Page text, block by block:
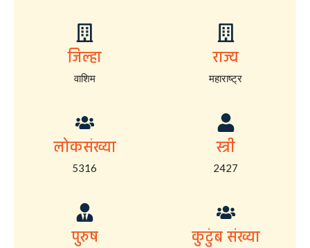
जिल्हा
वाशिम
राज्य
महाराष्ट्र
लोकसंख्या
5316
स्त्री
2427
पुरुष कुटुंब संख्या